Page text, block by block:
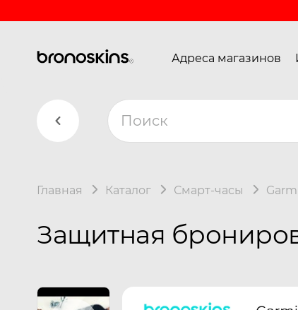
Адреса магазинов
Главная Каталог Смарт-часы
Защитная